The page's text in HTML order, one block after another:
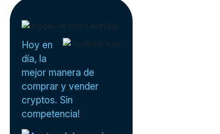
Hoy en
día, la
mejor manera de
comprar y vender
cryptos. Sin
competencia!